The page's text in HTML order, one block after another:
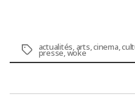
Étiquettes
actualités, arts,cinema,
presse,woke